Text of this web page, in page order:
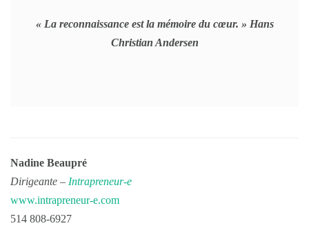
« La reconnaissance est la mémoire du cœur. » Hans
Christian Andersen
Nadine Beaupré
Dirigeante – Intrapreneur-e
www.intrapreneur-e.com
514 808-6927